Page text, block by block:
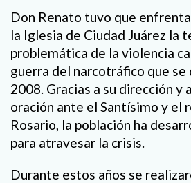
Don Renato tuvo que
la Iglesia de Ciudad Juárez la
problemática de la violencia
guerra del narcotráfico que
2008. Gracias a su dirección y
oración ante el Santísimo y el
Rosario, la población ha
para atravesar la crisis.
Durante estos años se